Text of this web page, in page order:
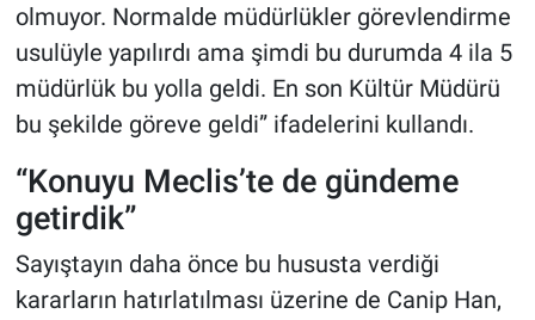
olmuyor. Normalde müdürlükler görevlendirme
usulüyle yapılırdı ama şimdi bu durumda 4 ila 5
müdürlük bu yolla geldi. En son Kültür Müdürü
bu şekilde göreve geldi” ifadelerini kullandı.
“Konuyu Meclis’te de gündeme
getirdik”
Sayıştayın daha önce bu hususta verdiği
kararların hatırlatılması üzerine de Canip Han,